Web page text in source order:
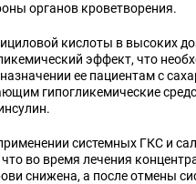
органов кроветворения.
кислоты в высоких
эффект, что
ее пациентам с
гипогликемические
системных ГКС и
во время лечения
снижена, а после отмены